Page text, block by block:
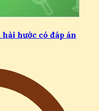
hước có đáp án